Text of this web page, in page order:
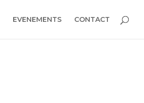
EVENEMENTS CONTACT